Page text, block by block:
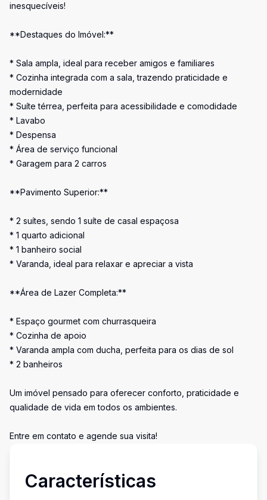
inesquecíveis!
**Destaques do Imóvel:**
* Sala ampla, ideal para receber amigos e familiares
* Cozinha integrada com a sala, trazendo praticidade e
modernidade
* Suíte térrea, perfeita para acessibilidade e comodidade
* Lavabo
* Despensa
* Área de serviço funcional
* Garagem para 2 carros
**Pavimento Superior:**
* 2 suítes, sendo 1 suíte de casal espaçosa
* 1 quarto adicional
* 1 banheiro social
* Varanda, ideal para relaxar e apreciar a vista
**Área de Lazer Completa:**
* Espaço gourmet com churrasqueira
* Cozinha de apoio
* Varanda ampla com ducha, perfeita para os dias de sol
* 2 banheiros
Um imóvel pensado para oferecer conforto, praticidade e
qualidade de vida em todos os ambientes.
Entre em contato e agende sua visita!
Características